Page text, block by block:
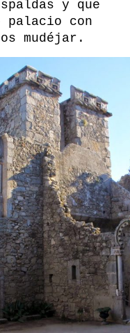
y que
palacio con
mudéjar.